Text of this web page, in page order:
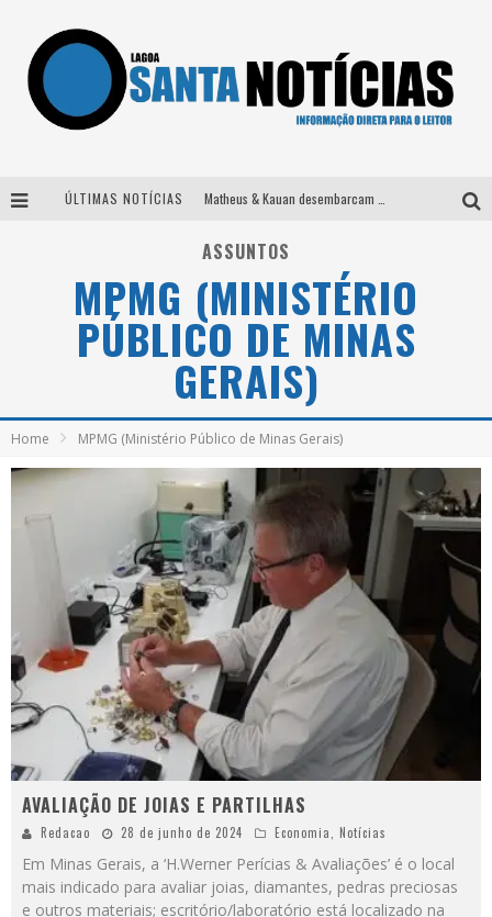
ÚLTIMAS NOTÍCIAS
Selo Moda Music confirma Bel Costa no palco Talentos da Terra do Pedro Leopoldo Rodeio Show
Após sair da KondZilla, DJ Danny Albuquerque inicia nova fase
ASSUNTOS
MPMG (MINISTÉRIO
PÚBLICO DE MINAS
GERAIS)
Home MPMG (Ministério Público de Minas Gerais)
AVALIAÇÃO DE JOIAS E PARTILHAS
Redacao 28 de junho de 2024 Economia, Notícias
Em Minas Gerais, a ‘H.Werner Perícias & Avaliações’ é o local
mais indicado para avaliar joias, diamantes, pedras preciosas
e outros materiais; escritório/laboratório está localizado na